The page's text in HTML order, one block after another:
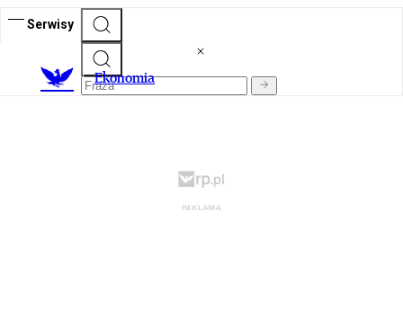
Serwisy
Ekonomia